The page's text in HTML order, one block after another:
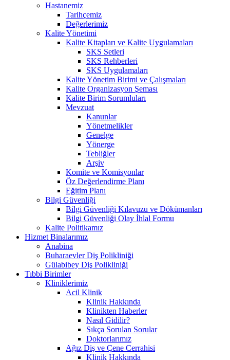
Hastanemiz
Tarihçemiz
Değerlerimiz
Kalite Yönetimi
Kalite Kitapları ve Kalite Uygulamaları
SKS Setleri
SKS Rehberleri
SKS Uygulamaları
Kalite Yönetim Birimi ve Çalışmaları
Kalite Organizasyon Şeması
Kalite Birim Sorumluları
Mevzuat
Kanunlar
Yönetmelikler
Genelge
Yönerge
Tebliğler
Arşiv
Komite ve Komisyonlar
Öz Değerlendirme Planı
Eğitim Planı
Bilgi Güvenliği
Bilgi Güvenliği Kılavuzu ve Dökümanları
Bilgi Güvenliği Olay İhlal Formu
Kalite Politikamız
Hizmet Binalarımız
Anabina
Buharaevler Diş Polikliniği
Gülabibey Diş Polikliniği
Tıbbi Birimler
Kliniklerimiz
Acil Klinik
Klinik Hakkında
Klinikten Haberler
Nasıl Gidilir?
Sıkça Sorulan Sorular
Doktorlarımız
Ağız Diş ve Çene Cerrahisi
Klinik Hakkında